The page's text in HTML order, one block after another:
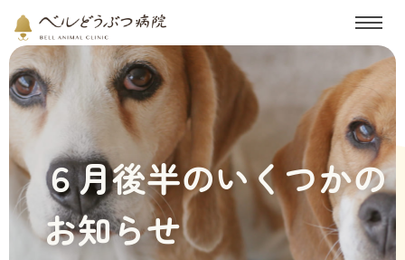
６月後半のいくつかの
お知らせ